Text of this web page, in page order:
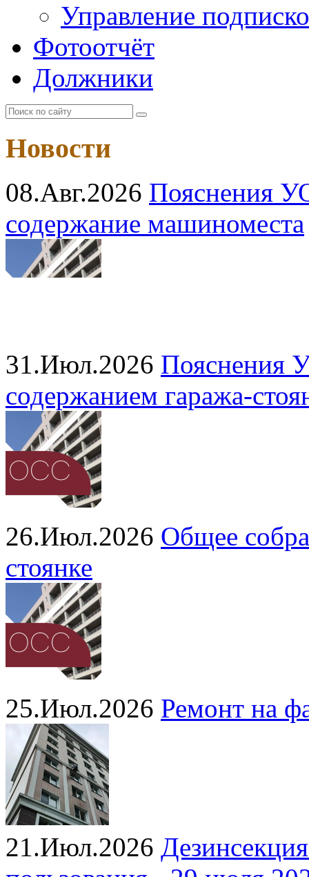
Управление
Фотоотчёт
Должники
Новости
08.Авг.2026 Пояснения
содержание машиноместа
31.Июл.2026 Пояснения
содержанием
26.Июл.2026 Общее
стоянке
25.Июл.2026 Ремонт на
21.Июл.2026